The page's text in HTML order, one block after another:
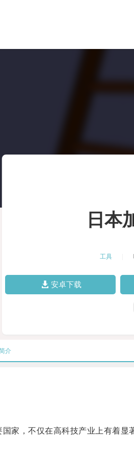
日本
工具
安卓下载
介
，不仅在高科技产业上有着显